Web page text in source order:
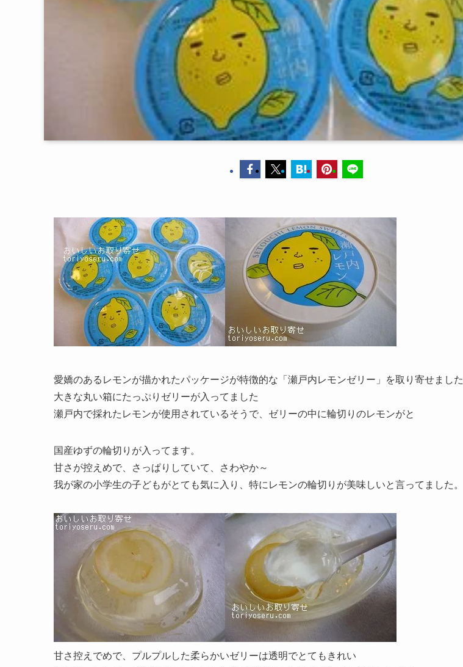
愛嬌のあるレモンが描かれたパッケージが特徴的な「瀬戸内レモンゼリー」を取り寄せました
大きな丸い箱にたっぷりゼリーが入ってました
瀬戸内で採れたレモンが使用されているそうで、ゼリーの中に輪切りのレモンがと
国産ゆずの輪切りが入ってます。
甘さが控えめで、さっぱりしていて、さわやか～
我が家の小学生の子どもがとても気に入り、特にレモンの輪切りが美味しいと言ってました。
甘さ控えでめで、プルプルした柔らかいゼリーは透明でとてもきれい